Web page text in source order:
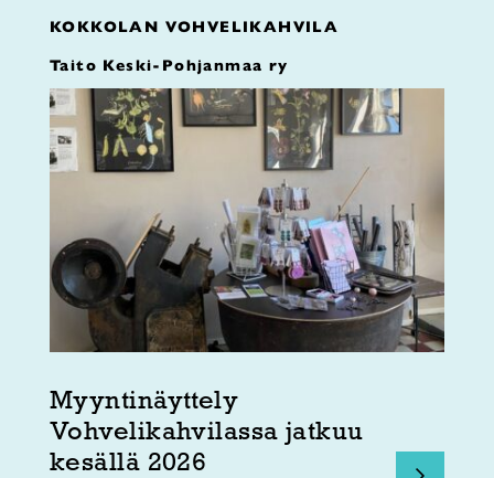
KOKKOLAN VOHVELIKAHVILA
Taito Keski-Pohjanmaa ry
Myyntinäyttely
Vohvelikahvilassa jatkuu
kesällä 2026